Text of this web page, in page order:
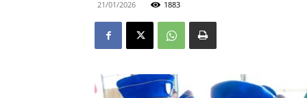
21/01/2026 1883